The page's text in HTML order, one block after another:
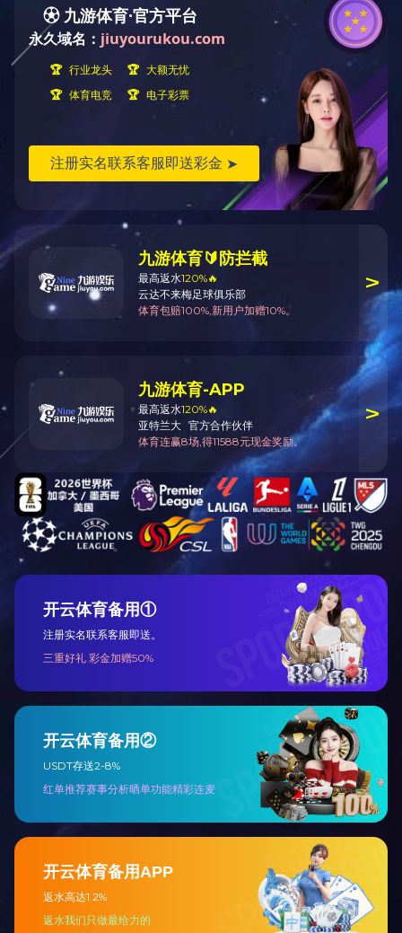
2009年，董事长李建炜被中共娄底市委
上一篇： 2011年在全县三级干部大会上，中共双峰县
下一篇： 民营企业也是扶贫攻坚的重要力量
邮 箱：3920878361@qq.com